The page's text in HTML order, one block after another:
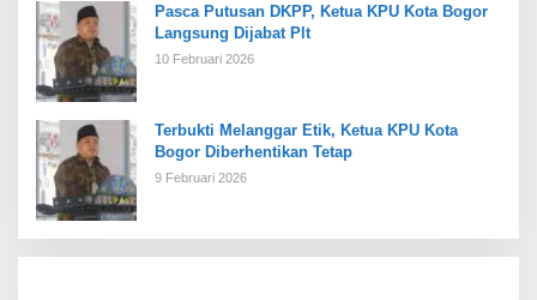
Pasca Putusan DKPP, Ketua KPU Kota Bogor
Langsung Dijabat Plt
10 Februari 2026
Terbukti Melanggar Etik, Ketua KPU Kota
Bogor Diberhentikan Tetap
9 Februari 2026